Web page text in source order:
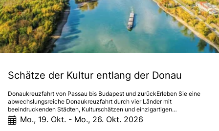
Schätze der Kultur entlang der Donau
Donaukreuzfahrt von Passau bis Budapest und zurückErleben Sie eine
abwechslungsreiche Donaukreuzfahrt durch vier Länder mit
beeindruckenden Städten, Kulturschätzen und einzigartigen
Landschaften. Von der Drei-Flüsse-Stadt Passau führt Ihre Reise durch
das UNESCO-Welterbe Wachau nach Wien, Bratislava und Budapest – der
Mo., 19. Okt. - Mo., 26. Okt. 2026